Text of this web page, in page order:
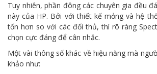
Tuy nhiên, phần đông các chuyên gia đều
này của HP. Bởi với thiết kế mỏng và hệ
tốn hơn so với các đối thủ, thì rõ ràng
chọn cực đáng để cân nhắc.
Một vài thông số khác về hiệu năng mà
khảo như: